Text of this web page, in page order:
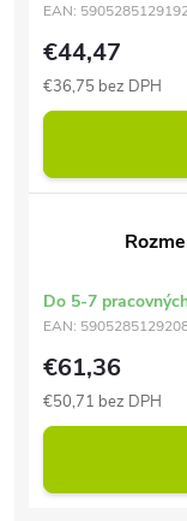
EAN:
€44,47
€36,75 bez DPH
Do 5-7
EAN:
€61,36
€50,71 bez DPH